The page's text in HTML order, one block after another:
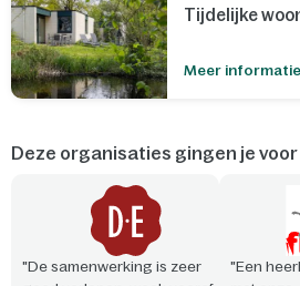
Tijdelijke
Meer informatie
Deze organisaties gingen je voor
"De samenwerking is zeer
"Een